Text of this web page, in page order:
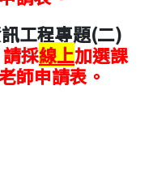
工程專題(二)
請採線上加選課
師申請表。